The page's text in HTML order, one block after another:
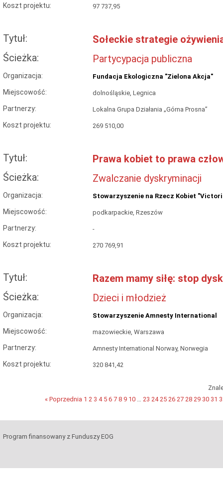
Koszt projektu: 97 737,95
Tytuł:
Sołeckie strategie
Ścieżka:
Partycypacja publiczna
Organizacja: Fundacja Ekologiczna "Zielona Akcja"
Miejscowość: dolnośląskie, Legnica
Partnerzy: Lokalna Grupa Działania „Górna Prosna”
Koszt projektu: 269 510,00
Tytuł:
Prawa kobiet to prawa
Ścieżka:
Zwalczanie dyskryminacji
Organizacja: Stowarzyszenie na Rzecz Kobiet
Miejscowość: podkarpackie, Rzeszów
Partnerzy: -
Koszt projektu: 270 769,91
Tytuł:
Razem mamy siłę: stop
Ścieżka:
Dzieci i młodzież
Organizacja: Stowarzyszenie Amnesty International
Miejscowość: mazowieckie, Warszawa
Partnerzy: Amnesty International Norway, Norwegia
Koszt projektu: 320 841,42
« Poprzednia 1 2 3 4 5 6 7 8 9 10 23 24 25 26 27 28 29 30 31
Program finansowany z Funduszy EOG